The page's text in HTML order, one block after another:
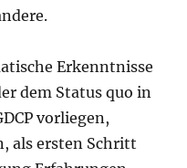
Erkenntnisse
dem Status quo in
vorliegen,
als ersten Schritt